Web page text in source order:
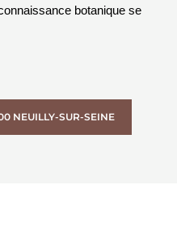
botanique se
NEUILLY-SUR-SEINE